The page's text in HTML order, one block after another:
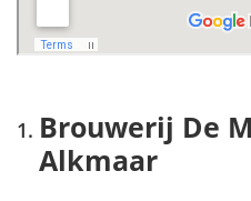
Brouwerij De
Alkmaar